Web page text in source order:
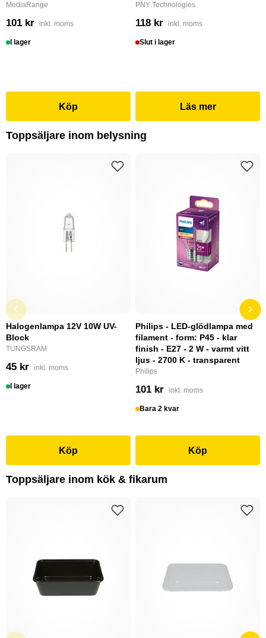
MediaRange
101 kr inkl. moms
I lager
Köp
PNY Technologies
118 kr inkl. moms
Slut i lager
Läs mer
Toppsäljare inom belysning
Halogenlampa 12V 10W UV-
Block
TUNGSRAM
45 kr inkl. moms
I lager
Köp
Philips - LED-glödlampa med
filament - form: P45 - klar
finish - E27 - 2 W - varmt vitt
ljus - 2700 K - transparent
Philips
101 kr inkl. moms
Bara 2 kvar
Köp
Toppsäljare inom kök & fikarum